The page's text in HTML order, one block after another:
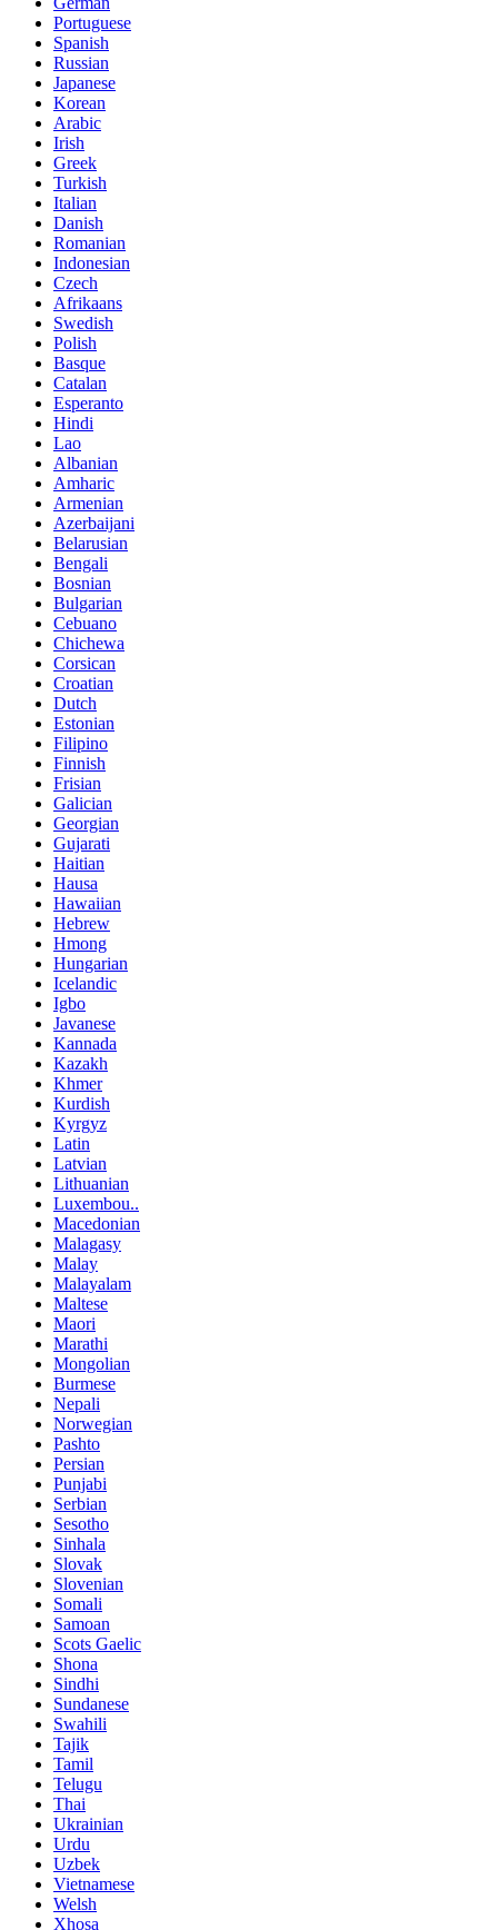
Portuguese
Spanish
Russian
Japanese
Korean
Arabic
Irish
Greek
Turkish
Italian
Danish
Romanian
Indonesian
Czech
Afrikaans
Swedish
Polish
Basque
Catalan
Esperanto
Hindi
Lao
Albanian
Amharic
Armenian
Azerbaijani
Belarusian
Bengali
Bosnian
Bulgarian
Cebuano
Chichewa
Corsican
Croatian
Dutch
Estonian
Filipino
Finnish
Frisian
Galician
Georgian
Gujarati
Haitian
Hausa
Hawaiian
Hebrew
Hmong
Hungarian
Icelandic
Igbo
Javanese
Kannada
Kazakh
Khmer
Kurdish
Kyrgyz
Latin
Latvian
Lithuanian
Luxembou..
Macedonian
Malagasy
Malay
Malayalam
Maltese
Maori
Marathi
Mongolian
Burmese
Nepali
Norwegian
Pashto
Persian
Punjabi
Serbian
Sesotho
Sinhala
Slovak
Slovenian
Somali
Samoan
Scots Gaelic
Shona
Sindhi
Sundanese
Swahili
Tajik
Tamil
Telugu
Thai
Ukrainian
Urdu
Uzbek
Vietnamese
Welsh
Xhosa